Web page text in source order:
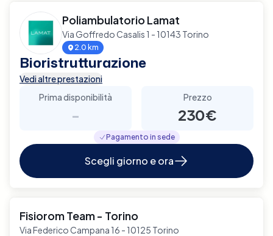
Poliambulatorio Lamat
Via Goffredo Casalis 1 - 10143 Torino
2.0 km
Bioristrutturazione
Vedi altre prestazioni
Prima disponibilità
-
Prezzo
230€
Pagamento in sede
Scegli giorno e ora
Fisiorom Team - Torino
Via Federico Campana 16 - 10125 Torino